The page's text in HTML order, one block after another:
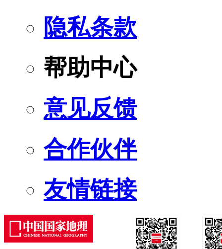
隐私条款
帮助中心
意见反馈
合作伙伴
友情链接